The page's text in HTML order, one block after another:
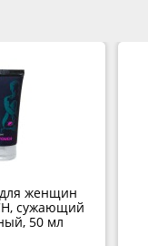
женщин
сужающий
50 мл